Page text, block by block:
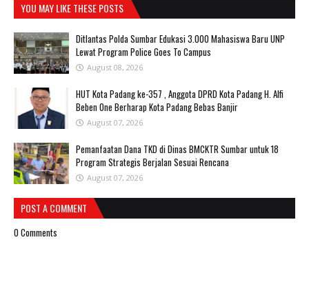
YOU MAY LIKE THESE POSTS
Ditlantas Polda Sumbar Edukasi 3.000 Mahasiswa Baru UNP
Lewat Program Police Goes To Campus
August 08, 2026
HUT Kota Padang ke-357 , Anggota DPRD Kota Padang H. Alfi
Beben One Berharap Kota Padang Bebas Banjir
August 07, 2026
Pemanfaatan Dana TKD di Dinas BMCKTR Sumbar untuk 18
Program Strategis Berjalan Sesuai Rencana
August 07, 2026
POST A COMMENT
0 Comments